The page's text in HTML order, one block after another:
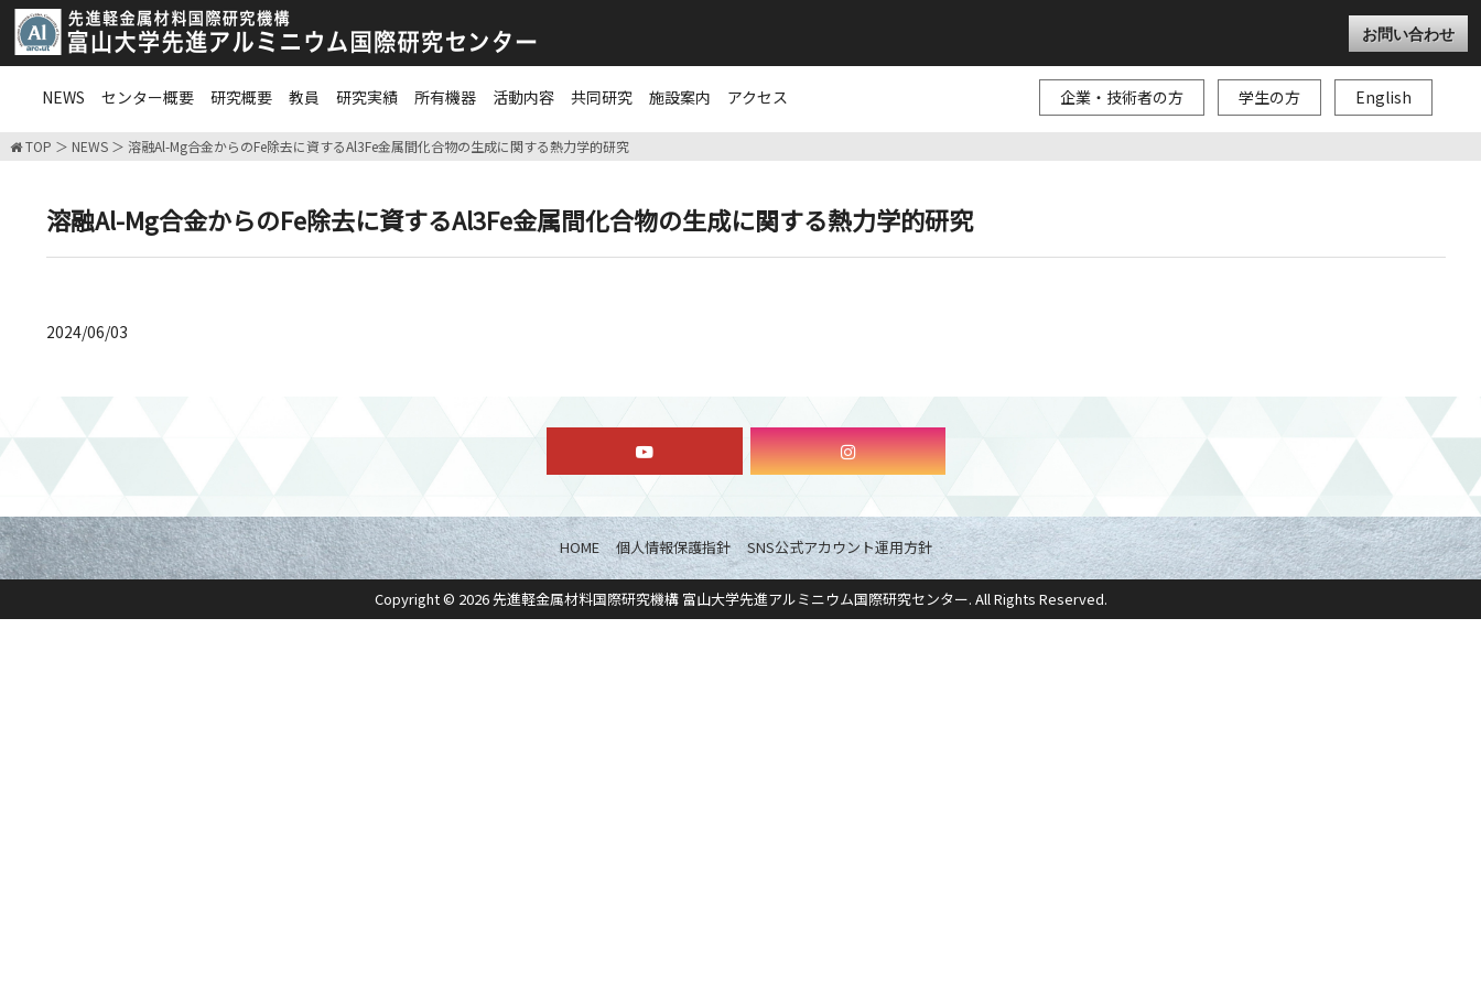
お問い合わせ
NEWS センター概要 研究概要 教員 研究実績 所有機器 活動内容 共同研究 施設案内 アクセス English
学生の方
企業・技術者の方
TOP NEWS 溶融Al-Mg合金からのFe除去に資するAl3Fe金属間化合物の生成に関する熱力学的研究
溶融Al-Mg合金からのFe除去に資するAl3Fe金属間化合物の生成に関する熱力学的研究
2024/06/03
HOME 個人情報保護指針 SNS公式アカウント運用方針
Copyright © 2026先進軽金属材料国際研究機構 富山大学先進アルミニウム国際研究センター. All Rights Reserved.